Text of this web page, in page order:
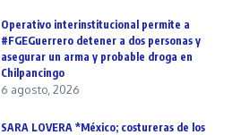
Operativo interinstitucional permite a
#FGEGuerrero detener a dos personas y
asegurar un arma y probable droga en
Chilpancingo
6 agosto, 2026
SARA LOVERA *México; costureras de los